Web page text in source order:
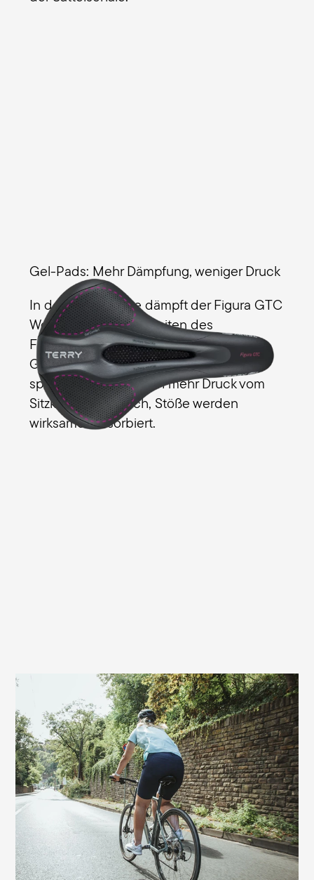
Gel-Pads: Mehr Dämpfung, weniger Druck
In der Gel-Variante dämpft der Figura GTC
Women die Unebenheiten des
Fahruntergrunds besonders effektiv. Die
Gel-Pads ergänzen das Schaumpolster
spürbar, nehmen noch mehr Druck vom
Sitzknochenbereich, Stöße werden
wirksamer absorbiert.
Sehr gute Wahl auch für E-Bikerinnen
Auf Fahrrädern mit Motorunterstützung
bietet dir der Terry Figura GTC Gel Women
ebenfalls sehr guten Komfort. Mit einem
E-Fitnessbike oder einem sportlichen E-
Tourenrad werden die Ausfahrten schon
mal etwas länger und anspruchsvoller. Auf
diesem Sattel hast du immer Fahrspaß bis
zum Ziel – ohne Sitzstress.